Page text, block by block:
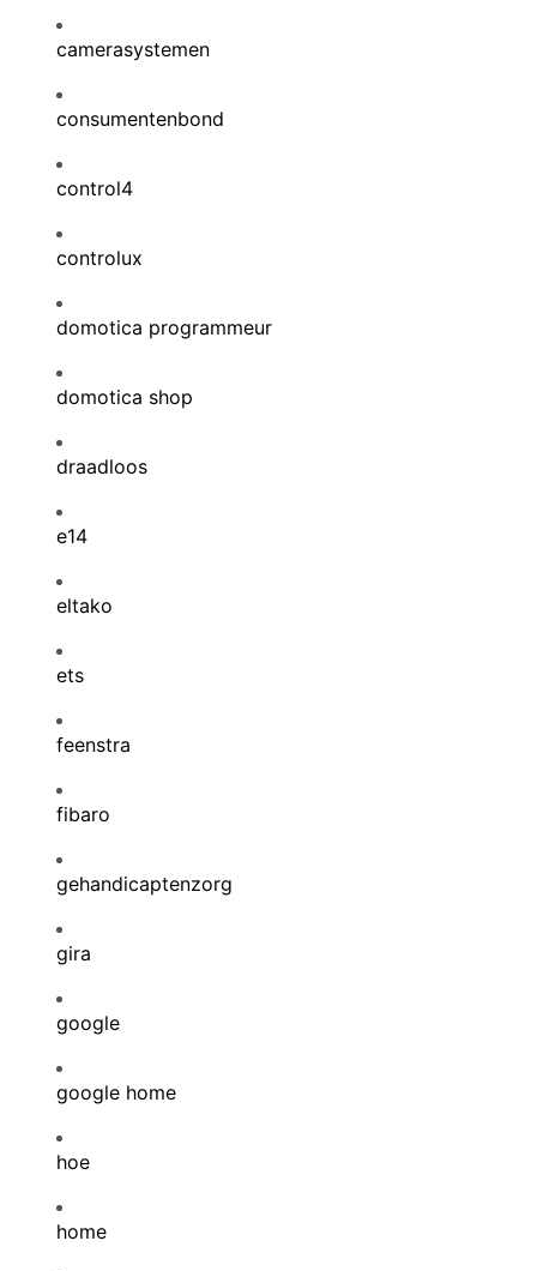
camerasystemen
consumentenbond
control4
controlux
domotica programmeur
domotica shop
draadloos
e14
eltako
ets
feenstra
fibaro
gehandicaptenzorg
gira
google
google home
hoe
home